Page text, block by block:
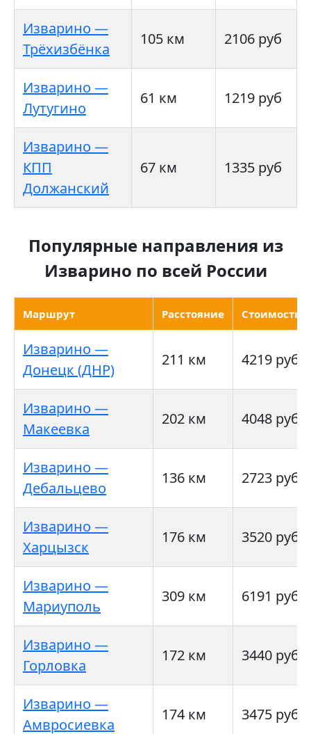
Изварино —
Трёхизбёнка
105 км 2106 руб
Изварино —
Лутугино
61 км 1219 руб
Изварино —
КПП
Должанский
67 км 1335 руб
Популярные направления из
Изварино по всей России
Маршрут Расстояние Стоимость
Изварино —
Донецк (ДНР)
211 км 4219 руб
Изварино —
Макеевка
202 км 4048 руб
Изварино —
Дебальцево
136 км 2723 руб
Изварино —
Харцызск
176 км 3520 руб
Изварино —
Мариуполь
309 км 6191 руб
Изварино —
Горловка
172 км 3440 руб
Изварино —
Амвросиевка
174 км 3475 руб